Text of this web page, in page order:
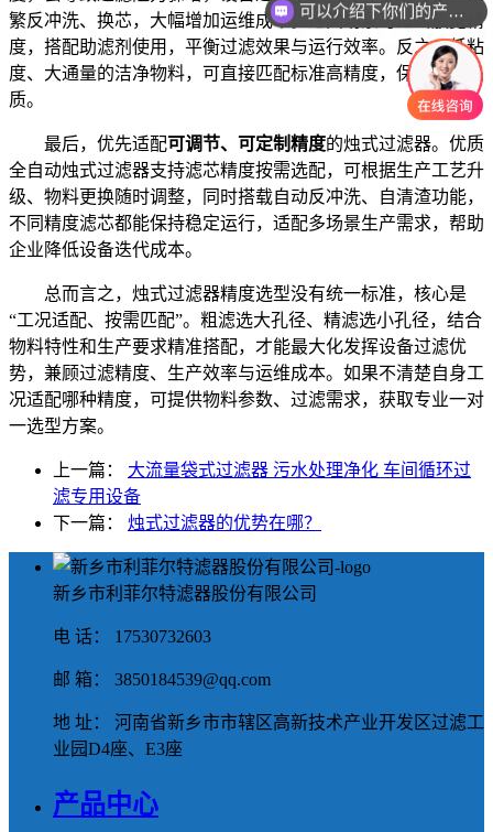
繁反冲洗、换芯，大幅增加运维成本。这类场景可适当放宽精
度，搭配助滤剂使用，平衡过滤效果与运行效率。反之，低粘
度、大通量的洁净物料，可直接匹配标准高精度，保障过滤品
质。
最后，优先适配可调节、可定制精度的烛式过滤器。优质
全自动烛式过滤器支持滤芯精度按需选配，可根据生产工艺升
级、物料更换随时调整，同时搭载自动反冲洗、自清渣功能，
不同精度滤芯都能保持稳定运行，适配多场景生产需求，帮助
企业降低设备迭代成本。
总而言之，烛式过滤器精度选型没有统一标准，核心是
“工况适配、按需匹配”。粗滤选大孔径、精滤选小孔径，结合
物料特性和生产要求精准搭配，才能最大化发挥设备过滤优
势，兼顾过滤精度、生产效率与运维成本。如果不清楚自身工
况适配哪种精度，可提供物料参数、过滤需求，获取专业一对
一选型方案。
上一篇： 大流量袋式过滤器 污水处理净化 车间循环过
滤专用设备
下一篇： 烛式过滤器的优势在哪？
新乡市利菲尔特滤器股份有限公司
电 话： 17530732603
邮 箱： 3850184539@qq.com
地 址： 河南省新乡市市辖区高新技术产业开发区过滤工
业园D4座、E3座
产品中心
你们是怎么收费的呢